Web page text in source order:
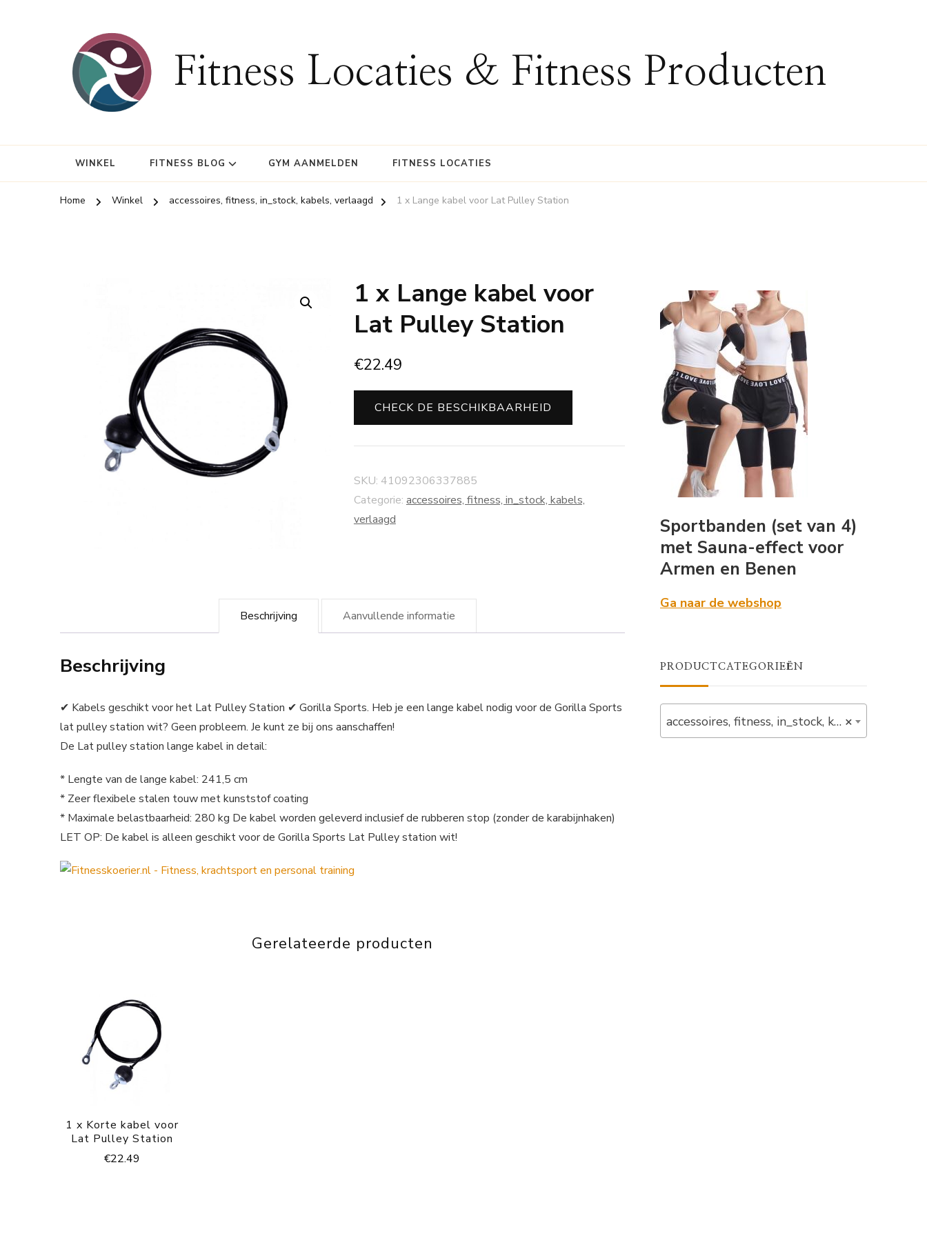
Fitness Locaties & Fitness Producten
WINKEL FITNESS BLOG GYM AANMELDEN FITNESS LOCATIES
Home Winkel accessoires, fitness, in_stock, kabels, verlaagd 1 x Lange kabel voor Lat Pulley Station
1 x Lange kabel voor
Lat Pulley Station
€22.49
CHECK DE BESCHIKBAARHEID
SKU: 41092306337885
Categorie: accessoires, fitness, in_stock, kabels,
verlaagd
Beschrijving Aanvullende informatie
Beschrijving
✔ Kabels geschikt voor het Lat Pulley Station ✔ Gorilla Sports. Heb je een lange kabel nodig voor de Gorilla Sports
lat pulley station wit? Geen probleem. Je kunt ze bij ons aanschaffen!
De Lat pulley station lange kabel in detail:
* Lengte van de lange kabel: 241,5 cm
* Zeer flexibele stalen touw met kunststof coating
* Maximale belastbaarheid: 280 kg De kabel worden geleverd inclusief de rubberen stop (zonder de karabijnhaken)
LET OP: De kabel is alleen geschikt voor de Gorilla Sports Lat Pulley station wit!
Gerelateerde producten
1 x Korte kabel voor
Lat Pulley Station
€22.49
Sportbanden (set van 4)
met Sauna-effect voor
Armen en Benen
Ga naar de webshop
PRODUCTCATEGORIEËN
×
accessoires, fitness, in_stock, kabels, verlaagd (2)